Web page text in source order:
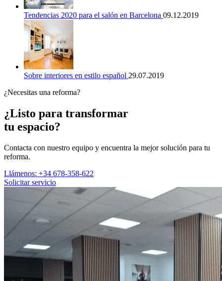
Tendencias 2020 para el salón en Barcelona 09.12.2019
Sobre interiores en estilo español 29.07.2019
¿Necesitas una reforma?
¿Listo para transformar
tu espacio?
Contacta con nuestro equipo y encuentra la mejor solución para tu
reforma.
Llámenos: +34 678-358-622
Solicitar servicio